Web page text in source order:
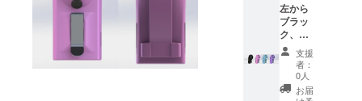
左から
ブラッ
ク、ピ
ンク、
スカイ
ルー、
支援
者：
0人
お届